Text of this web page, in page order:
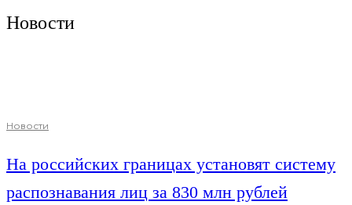
Новости
Новости
На российских границах установят систему
распознавания лиц за 830 млн рублей